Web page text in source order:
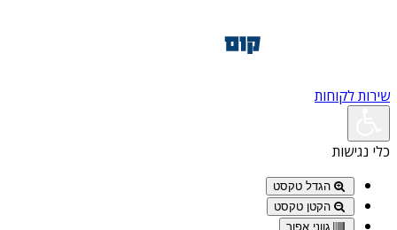
שירות לקוחות
כלי נגישות
הגדל טקסט
הקטן טקסט
גווני אפור